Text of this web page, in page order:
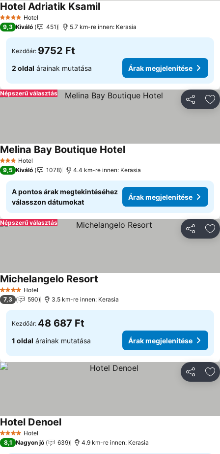
4 KategóriaHotel
Hotel Adriatik Ksamil
9,3 Kiváló 451 5.7 km-re innen: Kerasia
Kezdőár: 9752 Ft
2 oldal árainak mutatása Árak megjelenítése
Népszerű választás
3 Kategória
Hotel
Melina Bay Boutique Hotel
9,5 Kiváló 1078 4.4 km-re innen: Kerasia
A pontos árak megtekintéséhez
válasszon dátumokat
Árak megjelenítése
Népszerű választás
4 KategóriaHotel
Michelangelo Resort
7,3 590 3.5 km-re innen: Kerasia
Kezdőár: 48 687 Ft
1 oldal árainak mutatása Árak megjelenítése
4 KategóriaHotel
Hotel Denoel
8,1 Nagyon jó 639 4.9 km-re innen: Kerasia